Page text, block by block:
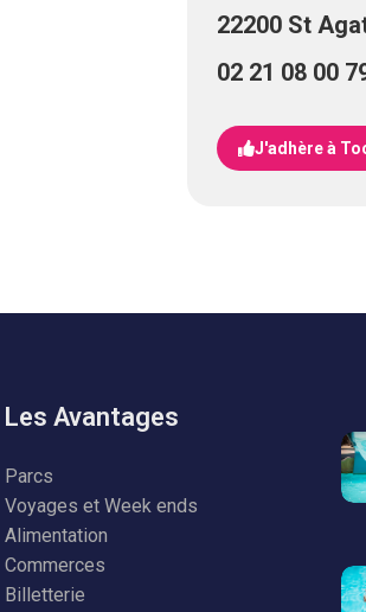
22200 St
02 21 08 00
J'adhère à
Les Avantages
Parcs
Voyages et Week ends
Alimentation
Commerces
Billetterie